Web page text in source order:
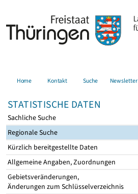
Home Kontakt Suche Newsletter
STATISTISCHE DATEN
Sachliche Suche
Regionale Suche
Kürzlich bereitgestellte Daten
Allgemeine Angaben, Zuordnungen
Gebietsveränderungen,
Änderungen zum Schlüsselverzeichnis